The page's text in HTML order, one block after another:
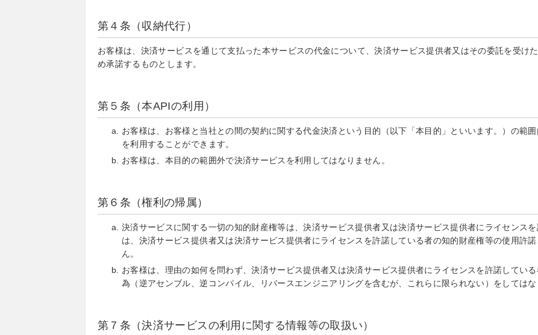
第４条（収納代行）
お客様は、決済サービスを通じて支払った本サービスの代金について、決済サービス提供者又はその委託を受け
め承諾するものとします。
第５条（本APIの利用）
お客様は、お客様と当社との間の契約に関する代金決済という目的（以下「本目的」といいます。）の範
を利用することができます。
お客様は、本目的の範囲外で決済サービスを利用してはなりません。
第６条（権利の帰属）
決済サービスに関する一切の知的財産権等は、決済サービス提供者又は決済サービス提供者にライセンス
は、決済サービス提供者又は決済サービス提供者にライセンスを許諾している者の知的財産権等の使用許
ん。
お客様は、理由の如何を問わず、決済サービス提供者又は決済サービス提供者にライセンスを許諾してい
為（逆アセンブル、逆コンパイル、リバースエンジニアリングを含むが、これらに限られない）をしてはな
第７条（決済サービスの利用に関する情報等の取扱い）